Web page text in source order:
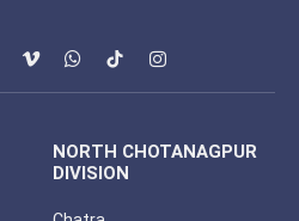
VimeoWhatsApp
TikTokInstagram
NORTH CHOTANAGPUR
DIVISION